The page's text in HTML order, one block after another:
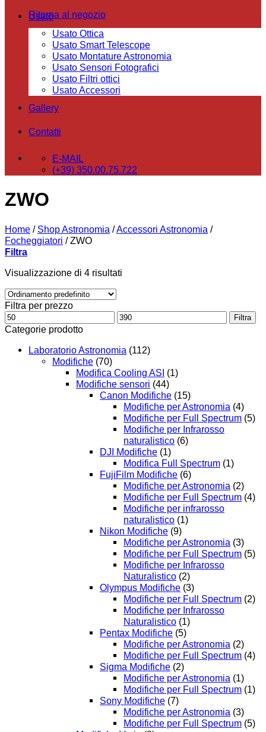
Ritorna al negozio
Usato
Usato Ottica
Usato Smart Telescope
Usato Montature Astronomia
Usato Sensori Fotografici
Usato Filtri ottici
Usato Accessori
Gallery
Contatti
E-MAIL
(+39) 350.00.75.722
ZWO
Home / Shop Astronomia / Accessori Astronomia /
Focheggiatori /ZWO
Filtra
Visualizzazione di 4 risultati
Filtra per prezzo
Prezzo
Min
Prezzo
Max
Filtra
Categorie prodotto
Laboratorio Astronomia (112)
Modifiche (70)
Modifica Cooling ASI (1)
Modifiche sensori (44)
Canon Modifiche (15)
Modifiche per Astronomia (4)
Modifiche per Full Spectrum (5)
Modifiche per Infrarosso
naturalistico (6)
DJI Modifiche (1)
Modifica Full Spectrum (1)
FujiFilm Modifiche (6)
Modifiche per Astronomia (2)
Modifiche per Full Spectrum (4)
Modifiche per infrarosso
naturalistico (1)
Nikon Modifiche (9)
Modifiche per Astronomia (3)
Modifiche per Full Spectrum (5)
Modifiche per Infrarosso
Naturalistico (2)
Olympus Modifiche (3)
Modifiche per Full Spectrum (2)
Modifiche per Infrarosso
Naturalistico (1)
Pentax Modifiche (5)
Modifiche per Astronomia (2)
Modifiche per Full Spectrum (4)
Sigma Modifiche (2)
Modifiche per Astronomia (1)
Modifiche per Full Spectrum (1)
Sony Modifiche (7)
Modifiche per Astronomia (3)
Modifiche per Full Spectrum (5)